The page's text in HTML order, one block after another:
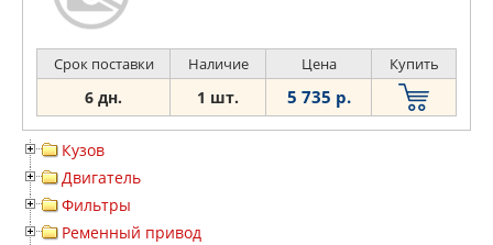
Срок поставки Наличие Цена Купить
6 дн. 1 шт. 5 735 р.
Кузов
Двигатель
Фильтры
Ременный привод